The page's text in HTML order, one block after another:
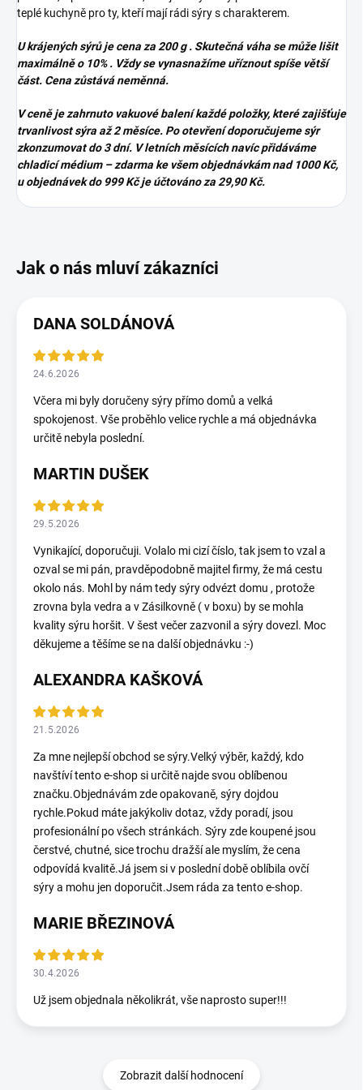
teplé kuchyně pro ty, kteří mají rádi sýry s charakterem.
U krájených sýrů je cena za 200 g . Skutečná váha se může lišit
maximálně o 10% . Vždy se vynasnažíme uříznout spíše větší
část. Cena zůstává neměnná.
V ceně je zahrnuto vakuové balení každé položky, které zajišťuje
trvanlivost sýra až 2 měsíce. Po otevření doporučujeme sýr
zkonzumovat do 3 dní. V letních měsících navíc přidáváme
chladicí médium – zdarma ke všem objednávkám nad 1000 Kč,
u objednávek do 999 Kč je účtováno za 29,90 Kč.
DANA SOLDÁNOVÁ
24.6.2026
Včera mi byly doručeny sýry přímo domů a velká
spokojenost. Vše proběhlo velice rychle a má objednávka
určitě nebyla poslední.
MARTIN DUŠEK
29.5.2026
Vynikající, doporučuji. Volalo mi cizí číslo, tak jsem to vzal a
ozval se mi pán, pravděpodobně majitel firmy, že má cestu
okolo nás. Mohl by nám tedy sýry odvézt domu , protože
zrovna byla vedra a v Zásilkovně ( v boxu) by se mohla
kvality sýru horšit. V šest večer zazvonil a sýry dovezl. Moc
děkujeme a těšíme se na další objednávku :-)
ALEXANDRA KAŠKOVÁ
21.5.2026
Za mne nejlepší obchod se sýry.Velký výběr, každý, kdo
navštíví tento e-shop si určitě najde svou oblíbenou
značku.Objednávám zde opakovaně, sýry dojdou
rychle.Pokud máte jakýkoliv dotaz, vždy poradí, jsou
profesionální po všech stránkách. Sýry zde koupené jsou
čerstvé, chutné, sice trochu dražší ale myslím, že cena
odpovídá kvalitě.Já jsem si v poslední době oblíbila ovčí
sýry a mohu jen doporučit.Jsem ráda za tento e-shop.
MARIE BŘEZINOVÁ
30.4.2026
Už jsem objednala několikrát, vše naprosto super!!!
Zobrazit další hodnocení